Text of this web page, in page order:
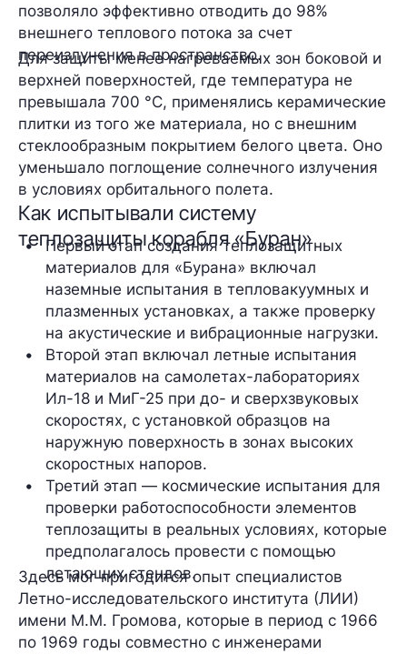
позволяло эффективно отводить до 98%
внешнего теплового потока за счет
переизлучения в пространство.
Для защиты менее нагреваемых зон боковой и
верхней поверхностей, где температура не
превышала 700 °С, применялись керамические
плитки из того же материала, но с внешним
стеклообразным покрытием белого цвета. Оно
уменьшало поглощение солнечного излучения
в условиях орбитального полета.
Как испытывали систему
теплозащиты корабля «Буран»
Первый этап создания теплозащитных
материалов для «Бурана» включал
наземные испытания в тепловакуумных и
плазменных установках, а также проверку
на акустические и вибрационные нагрузки.
Второй этап включал летные испытания
материалов на самолетах-лабораториях
Ил-18 и МиГ-25 при до- и сверхзвуковых
скоростях, с установкой образцов на
наружную поверхность в зонах высоких
скоростных напоров.
Третий этап — космические испытания для
проверки работоспособности элементов
теплозащиты в реальных условиях, которые
предполагалось провести с помощью
летающих стендов.
Здесь мог пригодится опыт специалистов
Летно-исследовательского института (ЛИИ)
имени М.М. Громова, которые в период с 1966
по 1969 годы совместно с инженерами